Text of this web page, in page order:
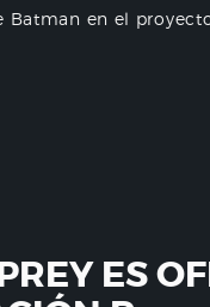
Batman en el
ES